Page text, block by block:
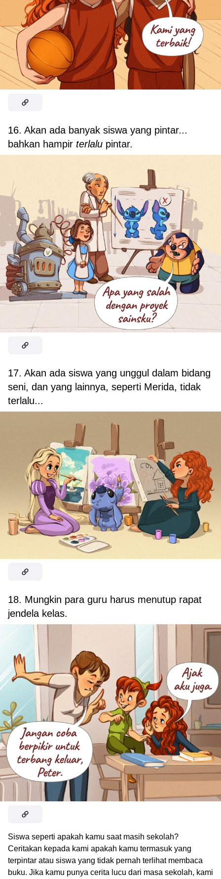
16. Akan ada banyak siswa yang pintar...
bahkan hampir terlalu pintar.
17. Akan ada siswa yang unggul dalam bidang
seni, dan yang lainnya, seperti Merida, tidak
terlalu...
18. Mungkin para guru harus menutup rapat
jendela kelas.
Siswa seperti apakah kamu saat masih sekolah?
Ceritakan kepada kami apakah kamu termasuk yang
terpintar atau siswa yang tidak pernah terlihat membaca
buku. Jika kamu punya cerita lucu dari masa sekolah, kami